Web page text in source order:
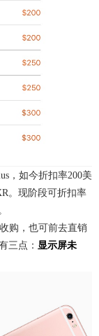
，如今折扣率200美
。现阶段可折扣率
购，也可前去直销
三点： 显示屏未